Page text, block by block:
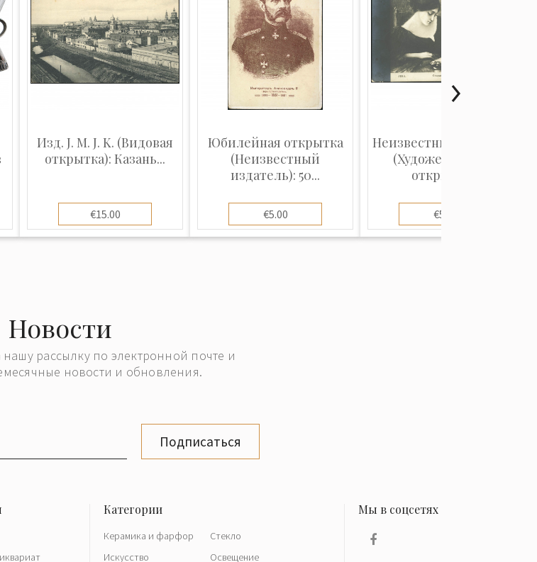
Изд. J. M. J. K. (Видовая
открытка): Казань...
€15.00
Юбилейная открытка
(Неизвестный
издатель): 50...
€5.00
Неизвестный издатель
(Художественная
открытка...
€5.00
Новости
рассылку по электронной почте и
новости и обновления.
Подписаться
Керамика и фарфор
Искусство
Стекло
Освещение